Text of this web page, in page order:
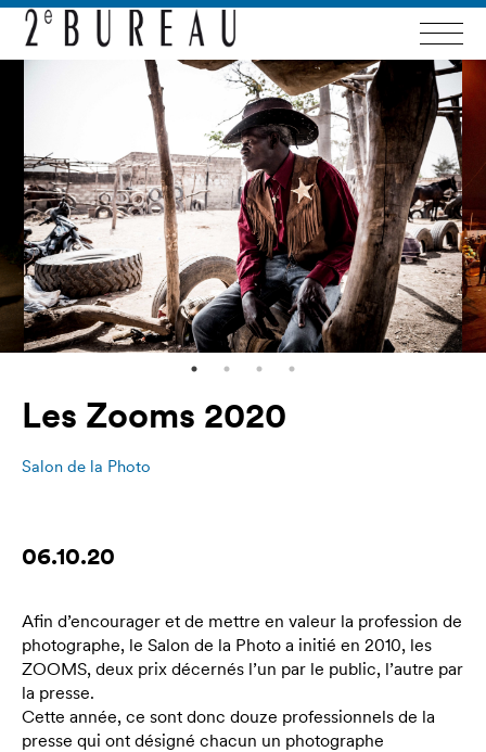
Les Zooms 2020
Salon de la Photo
06.10.20
Afin d’encourager et de mettre en valeur la profession de
photographe, le Salon de la Photo a initié en 2010, les
ZOOMS, deux prix décernés l’un par le public, l’autre par
la presse.
Cette année, ce sont donc douze professionnels de la
presse qui ont désigné chacun un photographe